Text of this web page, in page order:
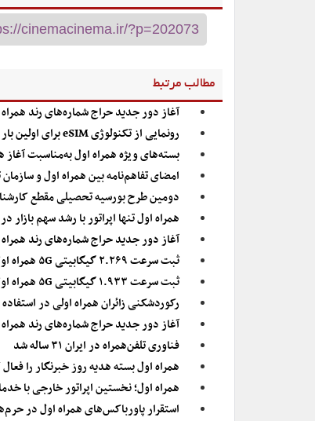
مطالب مرتبط
آغاز دور جدید حراج شماره‌های رند
رونمایی از تکنولوژی eSIM برای اولین بار در ایران توسط همراه اول
بسته‌های ویژه همراه اول به‌مناسبت
امضای تفاهم‌نامه بین‌ همراه اول و
دومین طرح بورسیه تحصیلی مقطع
همراه اول تنها اپراتور با رشد سهم بازار در ۱۴۰۴
آغاز دور جدید حراج شماره‌های رند
ثبت سرعت ۲.۲۶۹ گیگابیتی ۵G همراه اول در آذربایجان غربی
ثبت سرعت ۱.۹۳۳ گیگابیتی ۵G همراه اول در حضور وزیر ارتباطات
رکوردشکنی زائران همراه اولی در
آغاز دور جدید حراج شماره‌های رند
فناوری تلفن‌همراه در ایران ۳۱ ساله شد
همراه اول بسته هدیه روز خبرنگار را
همراه اول؛ نخستین اپراتور خارجی با
استقرار پاورباکس‌های همراه اول در